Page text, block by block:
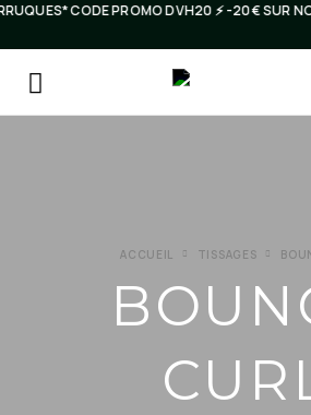
CODE PROMO DVH20 ⚡️ -20€ SUR
ACCUEIL TISSAGES